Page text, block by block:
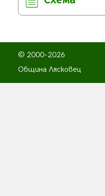
© 2000-2026
Община Лясковец